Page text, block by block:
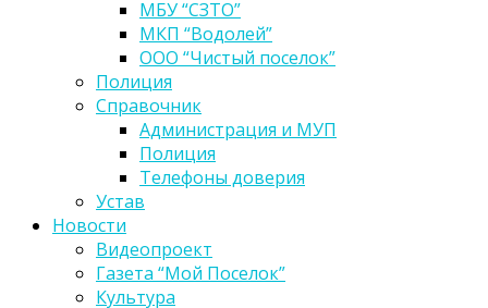
МБУ “СЗТО”
МКП “Водолей”
ООО “Чистый поселок”
Полиция
Справочник
Администрация и МУП
Полиция
Телефоны доверия
Устав
Новости
Видеопроект
Газета “Мой Поселок”
Культура